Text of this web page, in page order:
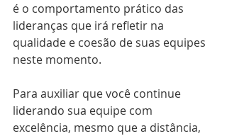
é o comportamento prático das
lideranças que irá refletir na
qualidade e coesão de suas equipes
neste momento.
Para auxiliar que você continue
liderando sua equipe com
excelência, mesmo que a distância,